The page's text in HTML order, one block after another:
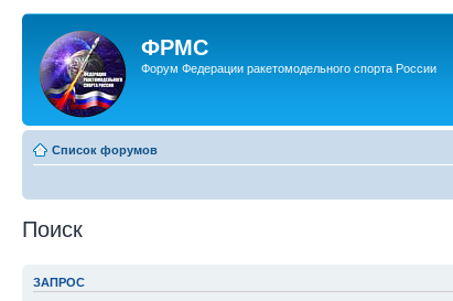
ФРМС
Форум Федерации ракетомодельного спорта России
Список форумов
Поиск
ЗАПРОС